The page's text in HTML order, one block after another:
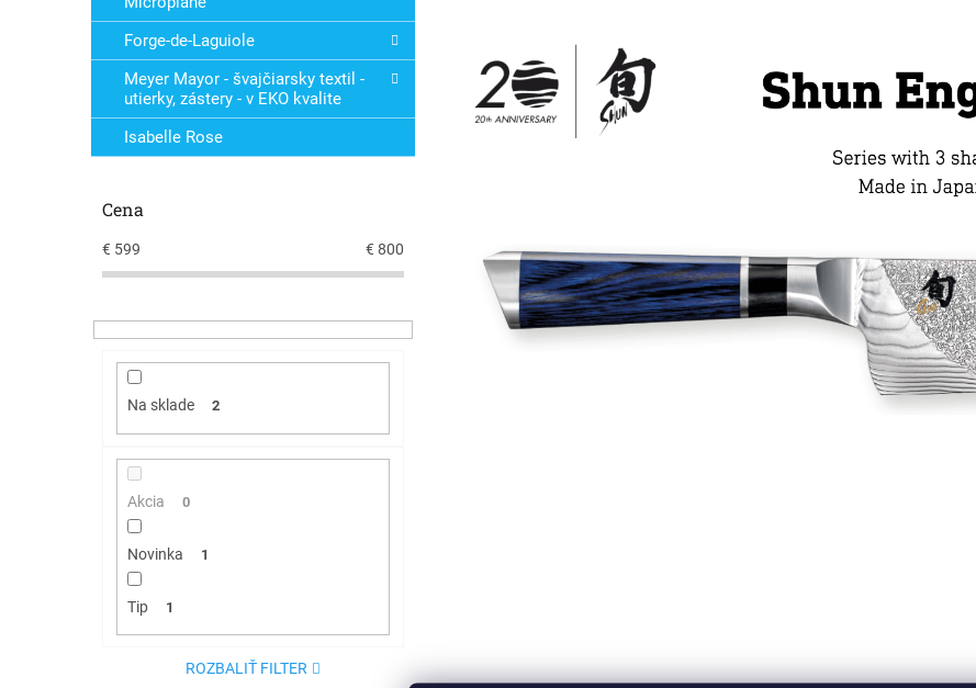
Forge-de-Laguiole
Meyer Mayor - švajčiarsky textil -
utierky, zástery - v EKO kvalite
Isabelle Rose
Cena
€ 599 € 800
Na sklade 2
Akcia 0
Novinka 1
Tip 1
ROZBALIŤ FILTER